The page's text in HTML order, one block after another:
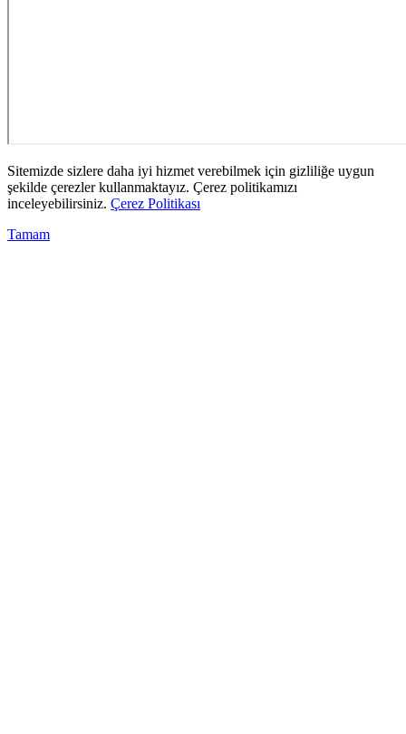
Sitemizde sizlere daha iyi hizmet verebilmek için gizliliğe uygun
şekilde çerezler kullanmaktayız. Çerez politikamızı
inceleyebilirsiniz. Çerez Politikası
Tamam